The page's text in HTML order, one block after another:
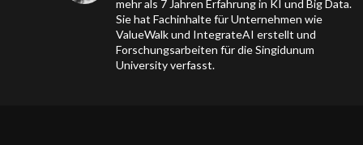
mehr als 7 Jahren Erfahrung in KI und Big Data.
Sie hat Fachinhalte für Unternehmen wie
ValueWalk und IntegrateAI erstellt und
Forschungsarbeiten für die Singidunum
University verfasst.